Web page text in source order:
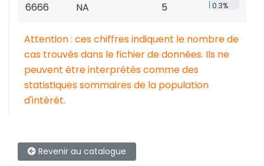
6666 NA 5 0.3%
Attention : ces chiffres indiquent le nombre de
cas trouvés dans le fichier de données. Ils ne
peuvent être interprétés comme des
statistiques sommaires de la population
d'intérêt.
Revenir au catalogue